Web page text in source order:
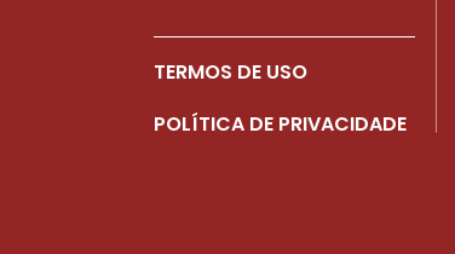
TERMOS DE USO
POLÍTICA DE PRIVACIDADE